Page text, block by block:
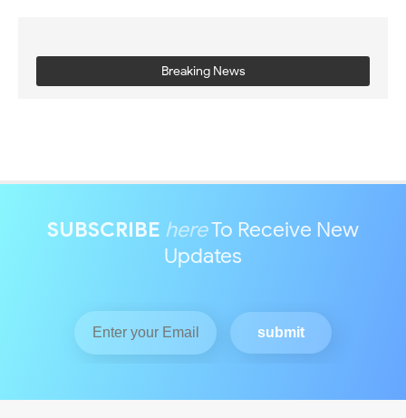
Breaking News
SUBSCRIBE hereTo Receive New
Updates